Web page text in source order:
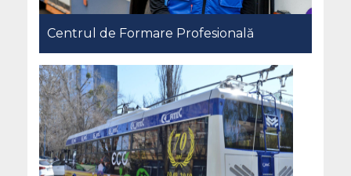
Centrul de Formare Profesională